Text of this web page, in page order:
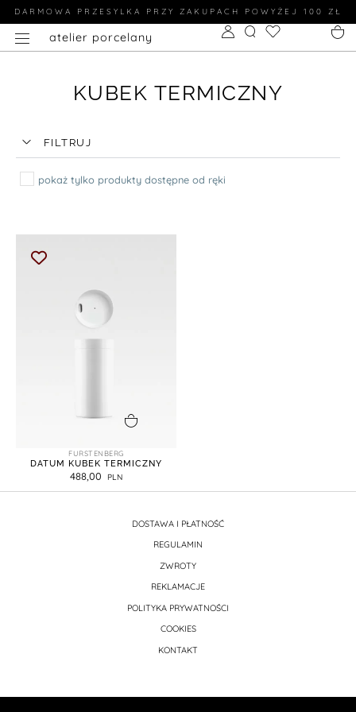
DARMOWA PRZESYLKA PRZY ZAKUPACH POWYŻEJ 100 ZŁ
atelier porcelany
KUBEK TERMICZNY
FILTRUJ
pokaż tylko produkty dostępne od ręki
FURSTENBERG
DATUM KUBEK TERMICZNY
488,00
DOSTAWA I PŁATNOŚĆ
REGULAMIN
ZWROTY
REKLAMACJE
POLITYKA PRYWATNOŚCI
COOKIES
KONTAKT